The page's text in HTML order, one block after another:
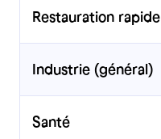
Restauration rapide
Industrie (général)
Santé